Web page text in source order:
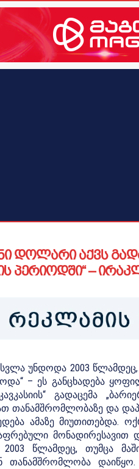
დოლარი აქვს
პერიოდში“ –
უნდოდა 2003
– ეს განცხადება
გადაცემა
თანამშრომლობაზე და
ამაზე მიუთითებდა.
მონადირესავით
წლამდეც, თუმცა
თანამშრომლობა